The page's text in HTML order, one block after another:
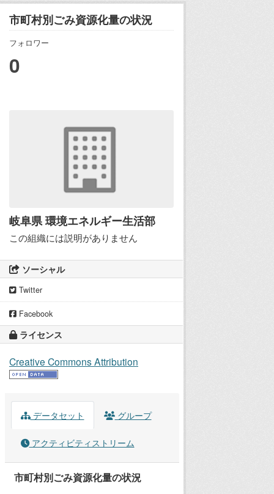
市町村別ごみ資源化量の状況
フォロワー
0
岐阜県 環境エネルギー生活部
この組織には説明がありません
ソーシャル
Twitter
Facebook
ライセンス
Creative Commons Attribution
データセット グループ
アクティビティストリーム
市町村別ごみ資源化量の状況